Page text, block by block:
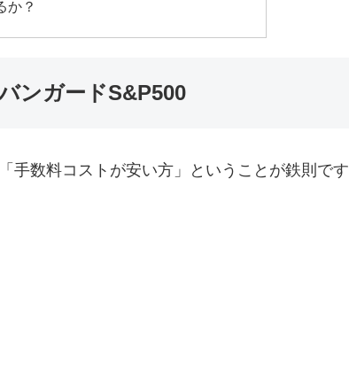
か？
ンガードS&P500
手数料コストが安い方」ということが鉄則です